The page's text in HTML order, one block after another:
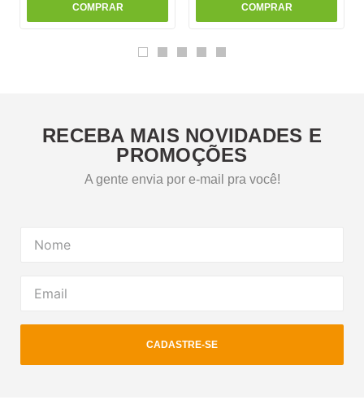
COMPRAR COMPRAR
RECEBA MAIS NOVIDADES E
PROMOÇÕES
A gente envia por e-mail pra você!
CADASTRE-SE